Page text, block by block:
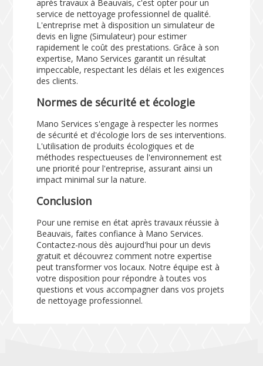
après travaux à Beauvais, c'est opter pour un
service de nettoyage professionnel de qualité.
L'entreprise met à disposition un simulateur de
devis en ligne (Simulateur) pour estimer
rapidement le coût des prestations. Grâce à son
expertise, Mano Services garantit un résultat
impeccable, respectant les délais et les exigences
des clients.
Normes de sécurité et écologie
Mano Services s'engage à respecter les normes
de sécurité et d'écologie lors de ses interventions.
L'utilisation de produits écologiques et de
méthodes respectueuses de l'environnement est
une priorité pour l'entreprise, assurant ainsi un
impact minimal sur la nature.
Conclusion
Pour une remise en état après travaux réussie à
Beauvais, faites confiance à Mano Services.
Contactez-nous dès aujourd'hui pour un devis
gratuit et découvrez comment notre expertise
peut transformer vos locaux. Notre équipe est à
votre disposition pour répondre à toutes vos
questions et vous accompagner dans vos projets
de nettoyage professionnel.